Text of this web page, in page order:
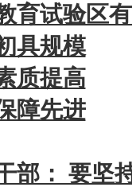
育试验区
具规模
质提高
障先进
部： 要坚